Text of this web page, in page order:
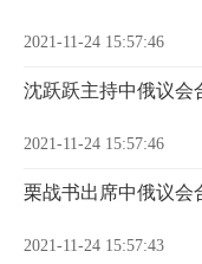
2021-11-24 15:57:46
沈跃跃主持中俄议会
2021-11-24 15:57:46
栗战书出席中俄议会
2021-11-24 15:57:43